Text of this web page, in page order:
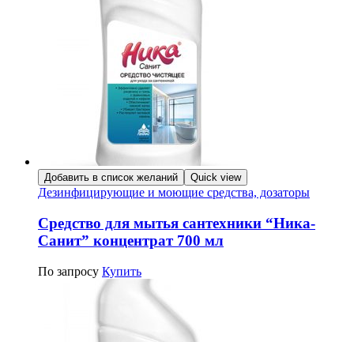
Добавить в список желаний Quick view
Дезинфицирующие и моющие средства, дозаторы
Средство для мытья сантехники “Ника-
Санит” концентрат 700 мл
По запросу Купить